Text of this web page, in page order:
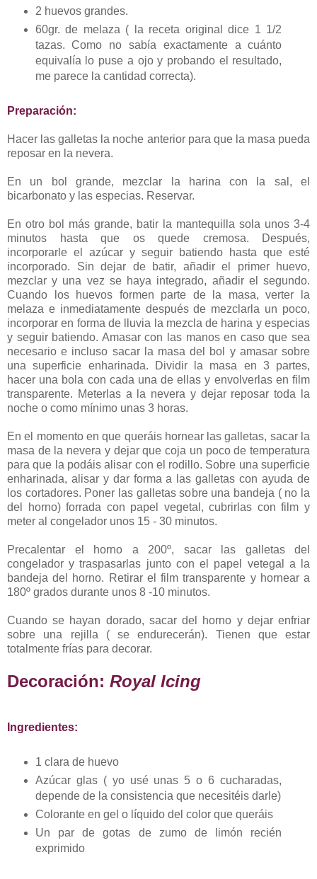
2 huevos grandes.
60gr. de melaza ( la receta original dice 1 1/2
tazas. Como no sabía exactamente a cuánto
equivalía lo puse a ojo y probando el resultado,
me parece la cantidad correcta).
Preparación:
Hacer las galletas la noche anterior para que la masa pueda
reposar en la nevera.
En un bol grande, mezclar la harina con la sal, el
bicarbonato y las especias. Reservar.
En otro bol más grande, batir la mantequilla sola unos 3-4
minutos hasta que os quede cremosa. Después,
incorporarle el azúcar y seguir batiendo hasta que esté
incorporado. Sin dejar de batir, añadir el primer huevo,
mezclar y una vez se haya integrado, añadir el segundo.
Cuando los huevos formen parte de la masa, verter la
melaza e inmediatamente después de mezclarla un poco,
incorporar en forma de lluvia la mezcla de harina y especias
y seguir batiendo. Amasar con las manos en caso que sea
necesario e incluso sacar la masa del bol y amasar sobre
una superficie enharinada. Dividir la masa en 3 partes,
hacer una bola con cada una de ellas y envolverlas en film
transparente. Meterlas a la nevera y dejar reposar toda la
noche o como mínimo unas 3 horas.
En el momento en que queráis hornear las galletas, sacar la
masa de la nevera y dejar que coja un poco de temperatura
para que la podáis alisar con el rodillo. Sobre una superficie
enharinada, alisar y dar forma a las galletas con ayuda de
los cortadores. Poner las galletas sobre una bandeja ( no la
del horno) forrada con papel vegetal, cubrirlas con film y
meter al congelador unos 15 - 30 minutos.
Precalentar el horno a 200º, sacar las galletas del
congelador y traspasarlas junto con el papel vetegal a la
bandeja del horno. Retirar el film transparente y hornear a
180º grados durante unos 8 -10 minutos.
Cuando se hayan dorado, sacar del horno y dejar enfriar
sobre una rejilla ( se endurecerán). Tienen que estar
totalmente frías para decorar.
Decoración: Royal Icing
Ingredientes:
1 clara de huevo
Azúcar glas ( yo usé unas 5 o 6 cucharadas,
depende de la consistencia que necesitéis darle)
Colorante en gel o líquido del color que queráis
Un par de gotas de zumo de limón recién
exprimido